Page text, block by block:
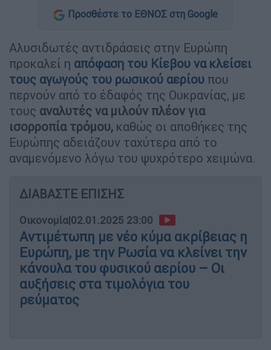
Προσθέστε το ΕΘΝΟΣ στη Google
Αλυσιδωτές αντιδράσεις στην Ευρώπη
προκαλεί η απόφαση του Κίεβου να κλείσει
τους αγωγούς του ρωσικού αερίου που
περνούν από το έδαφός της Ουκρανίας, με
τους αναλυτές να μιλούν πλέον για
ισορροπία τρόμου, καθώς οι αποθήκες της
Ευρώπης αδειάζουν ταχύτερα από το
αναμενόμενο λόγω του ψυχρότερο χειμώνα.
ΔΙΑΒΑΣΤΕ ΕΠΙΣΗΣ
Οικονομία|02.01.2025 23:00
Αντιμέτωπη με νέο κύμα ακρίβειας η
Ευρώπη, με την Ρωσία να κλείνει την
κάνουλα του φυσικού αερίου – Οι
αυξήσεις στα τιμολόγια του
ρεύματος